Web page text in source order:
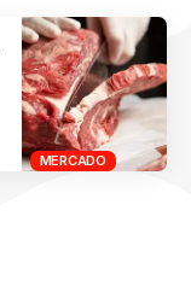
MERCADO